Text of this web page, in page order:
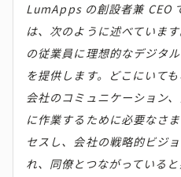
LumApps の創設者兼
は、次のように述べていま
の従業員に理想的なデジタ
を提供します。どこにいて
会社のコミュニケーション
に作業するために必要なさ
セスし、会社の戦略的ビジ
れ、同僚とつながっている